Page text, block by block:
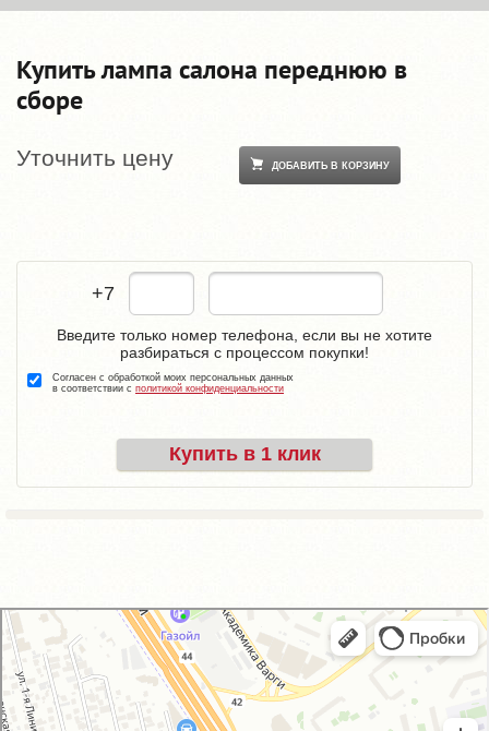
Купить лампа салона переднюю в
сборе
Уточнить цену ДОБАВИТЬ В КОРЗИНУ
+7
Купить в 1 клик
Введите только номер телефона, если вы не хотите
разбираться с процессом покупки!
Согласен с обработкой моих персональных данных
в соответствии с политикой конфиденциальности
GM-City&VAG-Repair
Автосервис, автотехцентр в Москве
Магазин автозапчастей и автотоваров в Москве